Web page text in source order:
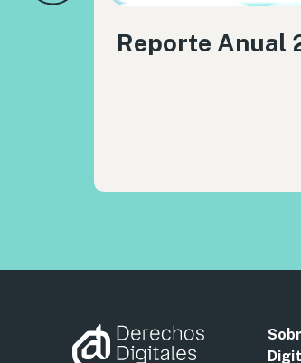
Reporte Anual